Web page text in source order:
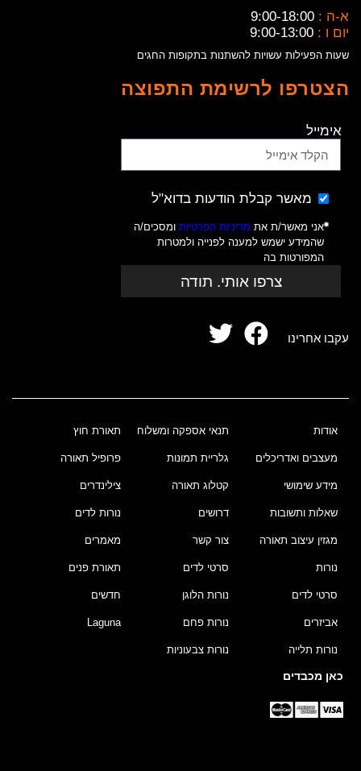
א-ה : 9:00-18:00
יום ו : 9:00-13:00
שעות הפעילות עשויות להשתנות בתקופות החגים
הצטרפו לרשימת התפוצה
אימייל
מאשר קבלת הודעות בדוא"ל
אני מאשר/ת את מדיניות הפרטיותומסכים/ה
שהמידע ישמש למענה לפנייה ולמטרות
המפורטות בה
צרפו אותי. תודה
עקבו אחרינו
אודות
מעצבים ואדריכלים
מידע שימושי
שאלות ותשובות
מגזין עיצוב תאורה
תנאי אספקה ומשלוח
גלריית תמונות
קטלוג תאורה
דרושים
צור קשר
תאורת חוץ
פרופיל תאורה
צילינדרים
נורות לדים
מאמרים
נורות
סרטי לדים
אביזרים
נורות תלייה
סרטי לדים
נורות הלוגן
נורות פחם
נורות צבעוניות
תאורת פנים
חדשים
Laguna
כאן מכבדים